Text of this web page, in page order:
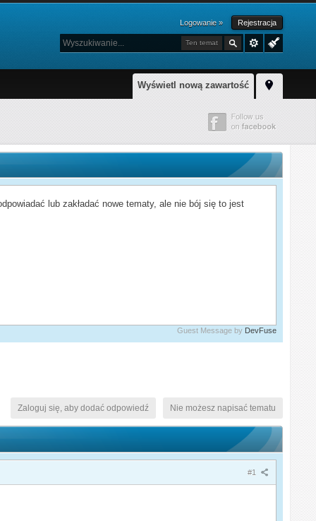
Logowanie » Rejestracja
Ten temat
Wyświetl nową zawartość
lub zakładać nowe tematy, ale nie bój się to jest
Guest Message by DevFuse
Nie możesz napisać tematu
Zaloguj się, aby dodać odpowiedź
#1